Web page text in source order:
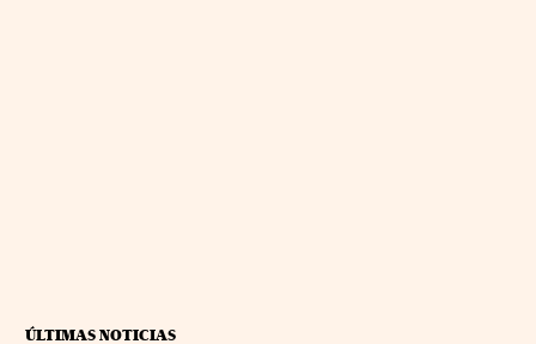
ÚLTIMAS NOTICIAS